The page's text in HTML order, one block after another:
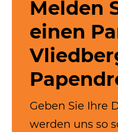
Melden
einen
Geben Sie Ihre
werden uns so